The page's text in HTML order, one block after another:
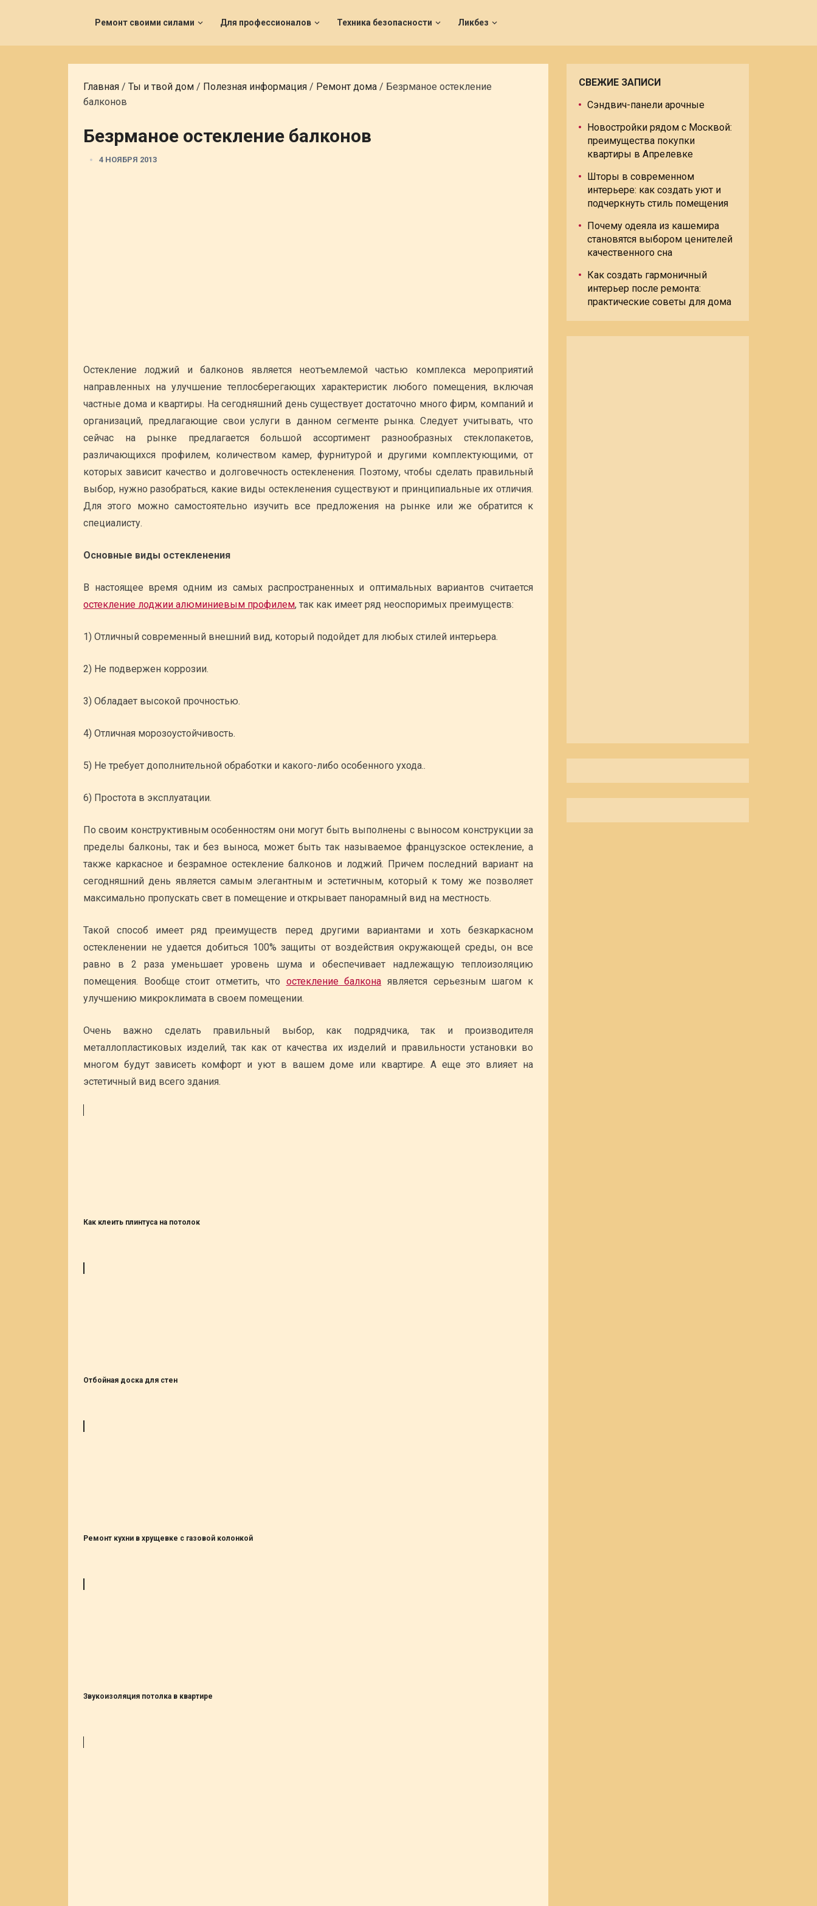
Ремонт своими силами Для профессионалов Техника безопасности Ликбез
Главная / Ты и твой дом / Полезная информация / Ремонт дома / Безрманое остекление
балконов
Безрманое остекление балконов
4 НОЯБРЯ 2013
Остекление лоджий и балконов является неотъемлемой частью комплекса мероприятий
направленных на улучшение теплосберегающих характеристик любого помещения, включая
частные дома и квартиры. На сегодняшний день существует достаточно много фирм, компаний и
организаций, предлагающие свои услуги в данном сегменте рынка. Следует учитывать, что
сейчас на рынке предлагается большой ассортимент разнообразных стеклопакетов,
различающихся профилем, количеством камер, фурнитурой и другими комплектующими, от
которых зависит качество и долговечность остекленения. Поэтому, чтобы сделать правильный
выбор, нужно разобраться, какие виды остекленения существуют и принципиальные их отличия.
Для этого можно самостоятельно изучить все предложения на рынке или же обратится к
специалисту.
Основные виды остекленения
В настоящее время одним из самых распространенных и оптимальных вариантов считается
остекление лоджии алюминиевым профилем, так как имеет ряд неоспоримых преимуществ:
1) Отличный современный внешний вид, который подойдет для любых стилей интерьера.
2) Не подвержен коррозии.
3) Обладает высокой прочностью.
4) Отличная морозоустойчивость.
5) Не требует дополнительной обработки и какого-либо особенного ухода..
6) Простота в эксплуатации.
По своим конструктивным особенностям они могут быть выполнены с выносом конструкции за
пределы балконы, так и без выноса, может быть так называемое французское остекление, а
также каркасное и безрамное остекление балконов и лоджий. Причем последний вариант на
сегодняшний день является самым элегантным и эстетичным, который к тому же позволяет
максимально пропускать свет в помещение и открывает панорамный вид на местность.
Такой способ имеет ряд преимуществ перед другими вариантами и хоть безкаркасном
остекленении не удается добиться 100% защиты от воздействия окружающей среды, он все
равно в 2 раза уменьшает уровень шума и обеспечивает надлежащую теплоизоляцию
помещения. Вообще стоит отметить, что остекление балкона является серьезным шагом к
улучшению микроклимата в своем помещении.
Очень важно сделать правильный выбор, как подрядчика, так и производителя
металлопластиковых изделий, так как от качества их изделий и правильности установки во
многом будут зависеть комфорт и уют в вашем доме или квартире. А еще это влияет на
эстетичный вид всего здания.
Как клеить плинтуса на потолок
Отбойная доска для стен
Ремонт кухни в хрущевке с газовой колонкой
Звукоизоляция потолка в квартире
СВЕЖИЕ ЗАПИСИ
Сэндвич-панели арочные
Новостройки рядом с Москвой:
преимущества покупки
квартиры в Апрелевке
Шторы в современном
интерьере: как создать уют и
подчеркнуть стиль помещения
Почему одеяла из кашемира
становятся выбором ценителей
качественного сна
Как создать гармоничный
интерьер после ремонта:
практические советы для дома